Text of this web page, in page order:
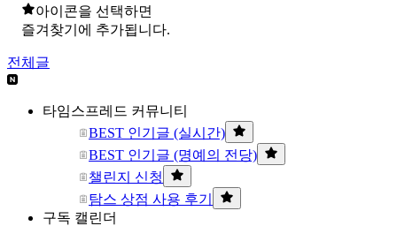
아이콘을 선택하면
즐겨찾기에 추가됩니다.
전체글
타임스프레드 커뮤니티
BEST 인기글 (실시간)
BEST 인기글 (명예의 전당)
챌린지 신청
탐스 상점 사용 후기
구독 캘린더